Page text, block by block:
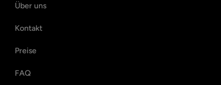
Über uns
Kontakt
Preise
FAQ